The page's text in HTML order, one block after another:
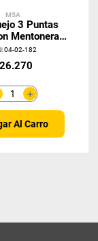
MSA
3 Puntas
Mentonera
2
:04-02-182
26.270
＋
Al Carro